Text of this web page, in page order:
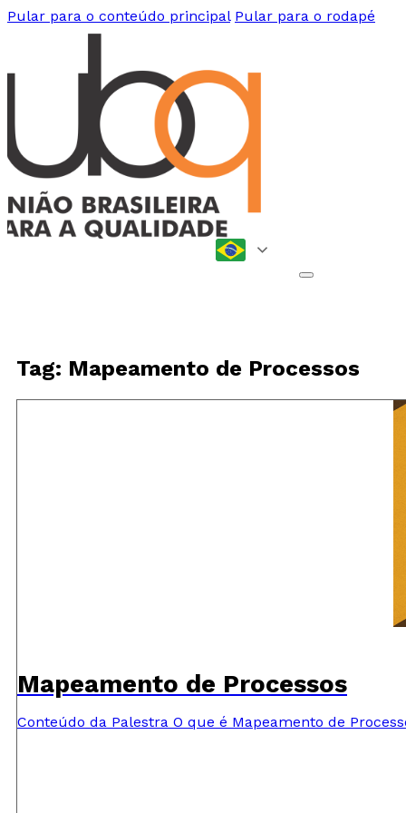
Pular para o conteúdo principal Pular para o rodapé
Tag: Mapeamento de Processos
Mapeamento de Processos
Conteúdo da Palestra O que é Mapeamento de